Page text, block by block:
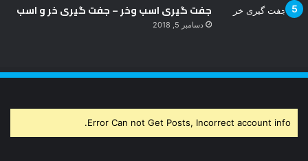
جفت گیری اسب وخر – جفت گیری خر و اسب
دسامبر 5, 2018
Error Can not Get Posts, Incorrect account info.